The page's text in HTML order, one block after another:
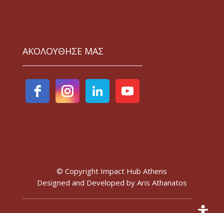
ΑΚΟΛΟΥΘΗΣΕ ΜΑΣ
© Copyright Impact Hub Athens
Designed and Developed by Aris Athanatos